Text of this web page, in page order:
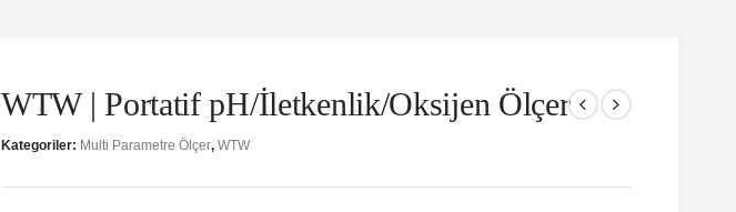
WTW | Portatif pH/İletkenlik/Oksijen Ölçer
Kategoriler: Multi Parametre Ölçer, WTW